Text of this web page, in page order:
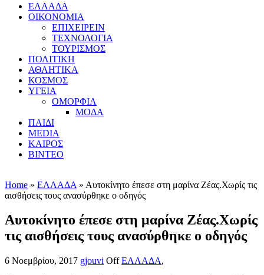
ΕΛΛΑΔΑ
ΟΙΚΟΝΟΜΙΑ
ΕΠΙΧΕΙΡΕΙΝ
ΤΕΧΝΟΛΟΓΙΑ
ΤΟΥΡΙΣΜΟΣ
ΠΟΛΙΤΙΚΗ
ΑΘΛΗΤΙΚΑ
ΚΟΣΜΟΣ
ΥΓΕΙΑ
ΟΜΟΡΦΙΑ
ΜΟΔΑ
ΠΑΙΔΙ
MEDIA
ΚΑΙΡΟΣ
ΒΙΝΤΕΟ
Home » ΕΛΛΑΔΑ » Αυτοκίνητο έπεσε στη μαρίνα Ζέας.Χωρίς τις
αισθήσεις τους ανασύρθηκε ο οδηγός
Αυτοκίνητο έπεσε στη μαρίνα Ζέας.Χωρίς
τις αισθήσεις τους ανασύρθηκε ο οδηγός
6 Νοεμβρίου, 2017 gjouvi Off ΕΛΛΑΔΑ,